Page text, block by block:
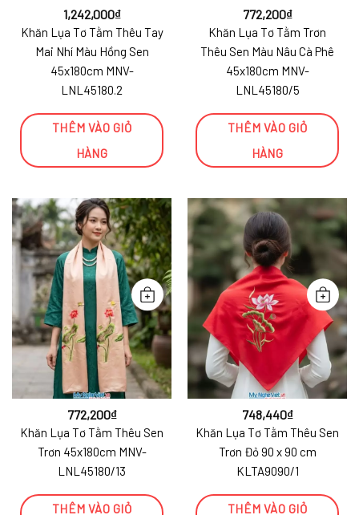
1,242,000₫
Khăn Lụa Tơ Tằm Thêu Tay
Mai Nhí Màu Hồng Sen
45x180cm MNV-
LNL45180.2
THÊM VÀO GIỎ
HÀNG
772,200₫
Khăn Lụa Tơ Tằm Trơn
Thêu Sen Màu Nâu Cà Phê
45x180cm MNV-
LNL45180/5
THÊM VÀO GIỎ
HÀNG
772,200₫
Khăn Lụa Tơ Tằm Thêu Sen
Trơn 45x180cm MNV-
LNL45180/13
THÊM VÀO GIỎ
748,440₫
Khăn Lụa Tơ Tằm Thêu Sen
Trơn Đỏ 90 x 90 cm
KLTA9090/1
THÊM VÀO GIỎ